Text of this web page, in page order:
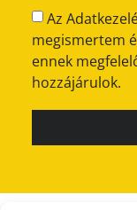
Az
megismertem
ennek
hozzájárulok.